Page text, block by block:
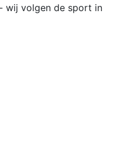
wij volgen de sport in